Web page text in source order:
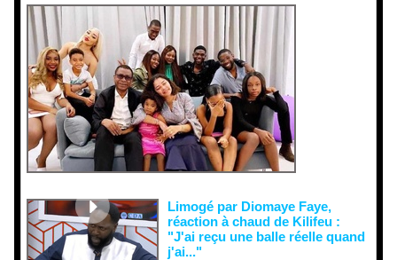
Limogé par Diomaye Faye,
réaction à chaud de Kilifeu :
"J'ai reçu une balle réelle quand
j'ai..."